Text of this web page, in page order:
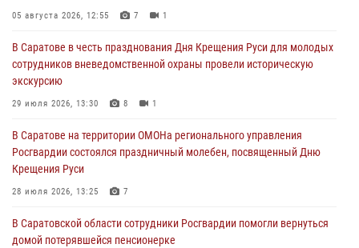
05 августа 2026, 12:55 7 1
В Саратове в честь празднования Дня Крещения Руси для молодых
сотрудников вневедомственной охраны провели историческую
экскурсию
29 июля 2026, 13:30 8 1
В Саратове на территории ОМОНа регионального управления
Росгвардии состоялся праздничный молебен, посвященный Дню
Крещения Руси
28 июля 2026, 13:25 7
В Саратовской области сотрудники Росгвардии помогли вернуться
домой потерявшейся пенсионерке